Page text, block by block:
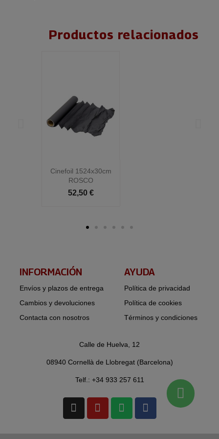
Productos relacionados
Cinefoil 1524x30cm
ROSCO
52,50 €
INFORMACIÓN​
Envíos y plazos de entrega
Cambios y devoluciones
Contacta con nosotros
AYUDA
Política de privacidad
Política de cookies
Términos y condiciones
Calle de Huelva, 12
08940 Cornellà de Llobregat (Barcelona)
Telf.: +34 933 257 611